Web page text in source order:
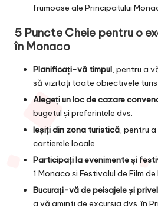
frumoase ale Principatului
5 Puncte Cheie pentru o
în Monaco
Planificați-vă timpul, pentru a
să vizitați toate obiectivele
Alegeți un loc de cazare
bugetul și preferințele dvs.
Ieșiți din zona turistică, pentru
cartierele locale.
Participați la evenimente și
1 Monaco și Festivalul de Film
Bucurați-vă de peisajele și
a vă aminti de excursia dvs. în